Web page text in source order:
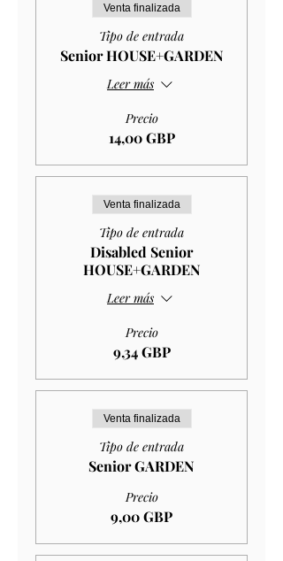
Venta finalizada
Tipo de entrada
Senior HOUSE+GARDEN
Leer más
Precio
14,00 GBP
Venta finalizada
Tipo de entrada
Disabled Senior
HOUSE+GARDEN
Leer más
Precio
9,34 GBP
Venta finalizada
Tipo de entrada
Senior GARDEN
Precio
9,00 GBP